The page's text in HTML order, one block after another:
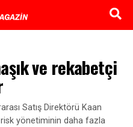
ve rekabetçi
Satış Direktörü Kaan
yönetiminin daha fazla